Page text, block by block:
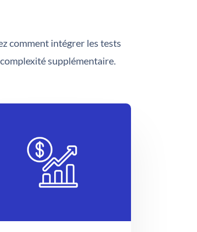
comment intégrer les tests
supplémentaire.